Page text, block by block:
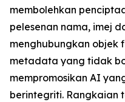
membolehkan
pelesenan nama, imej
menghubungkan objek
metadata yang tidak
mempromosikan AI
berintegriti. Rangkaian